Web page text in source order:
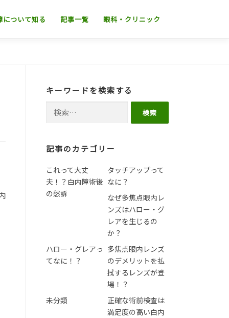
について知る 記事一覧 眼科・クリニック
キーワードを検索する
検索:
記事のカテゴリー
これって大丈
夫！？白内障術後
の愁訴
タッチアップって
なに？
なぜ多焦点眼内レ
ンズはハロー・グ
レアを生じるの
か？
ハロー・グレアっ
てなに！？
多焦点眼内レンズ
のデメリットを払
拭するレンズが登
場！？
未分類
正確な術前検査は
満足度の高い白内